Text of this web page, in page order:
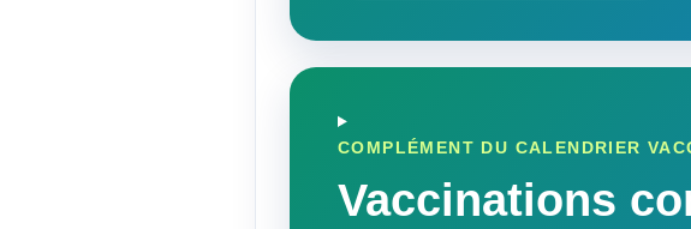
COMPLÉMENT DU CALENDRIER
Vaccinations